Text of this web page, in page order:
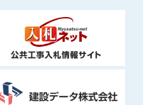
た場合
ス内容の変更(新規追加、
止または廃止することが